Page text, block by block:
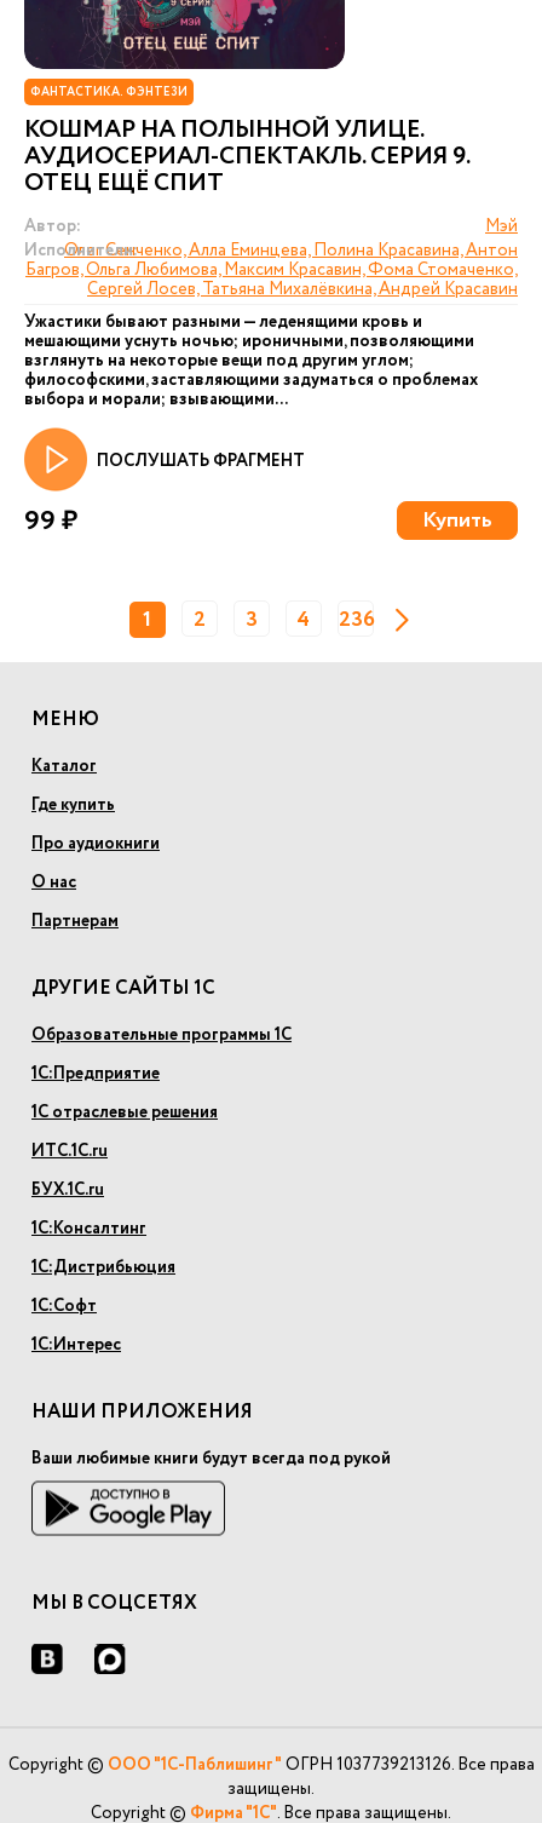
ФАНТАСТИКА. ФЭНТЕЗИ
КОШМАР НА ПОЛЫННОЙ УЛИЦЕ.
АУДИОСЕРИАЛ-СПЕКТАКЛЬ. СЕРИЯ 9.
ОТЕЦ ЕЩЁ СПИТ
Автор:
Мэй
Исполнители:
Олег Сенченко, Алла Еминцева, Полина Красавина, Антон
Багров, Ольга Любимова, Максим Красавин, Фома Стомаченко,
Сергей Лосев, Татьяна Михалёвкина, Андрей Красавин
Ужастики бывают разными — леденящими кровь и
мешающими уснуть ночью; ироничными, позволяющими
взглянуть на некоторые вещи под другим углом;
философскими, заставляющими задуматься о проблемах
выбора и морали; взывающими...
ПОСЛУШАТЬ ФРАГМЕНТ
99 ₽ Купить
1 2 3 4 236
МЕНЮ
Каталог
Где купить
Про аудиокниги
О нас
Партнерам
ДРУГИЕ САЙТЫ 1С
Образовательные программы 1С
1С:Предприятие
1С отраслевые решения
ИТС.1С.ru
БУХ.1С.ru
1С:Консалтинг
1С:Дистрибьюция
1С:Софт
1С:Интерес
НАШИ ПРИЛОЖЕНИЯ
Ваши любимые книги будут всегда под рукой
МЫ В СОЦСЕТЯХ
Copyright © ООО "1С-Паблишинг" ОГРН 1037739213126. Все права
защищены.
Copyright © Фирма "1С". Все права защищены.